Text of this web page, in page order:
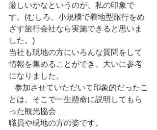
厳しいかなというのが、私の印象で
す。(むしろ、小規模で着地型旅行をめ
ざす旅行会社なら実施できると思いま
した。)
当社も現地の方にいろんな質問をして
情報を集めることができ、大いに参考
になりました。
とは、そこで一生懸命に説明してもら
った観光協会
職員や現地の方の姿です。